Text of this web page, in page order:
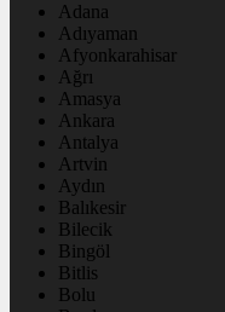
Adana
Adıyaman
Afyonkarahisar
Ağrı
Amasya
Ankara
Antalya
Artvin
Aydın
Balıkesir
Bilecik
Bingöl
Bitlis
Bolu